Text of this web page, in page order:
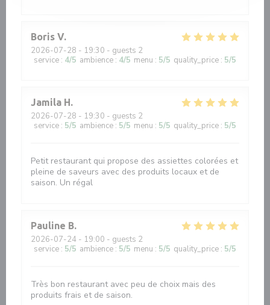
Boris V
2026-07-28 - 19:30 - guests 2
service : 4/5 ambience : 4/5 menu : 5/5 quality_price : 5/5
Jamila H
2026-07-28 - 19:30 - guests 2
service : 5/5 ambience : 5/5 menu : 5/5 quality_price : 5/5
Petit restaurant qui propose des assiettes colorées et
pleine de saveurs avec des produits locaux et de
saison. Un régal
Pauline B
2026-07-24 - 19:00 - guests 2
service : 5/5 ambience : 5/5 menu : 5/5 quality_price : 5/5
Très bon restaurant avec peu de choix mais des
produits frais et de saison.